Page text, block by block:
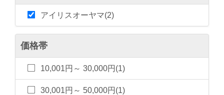
アイリスオーヤマ(2)
価格帯
10,001円～ 30,000円(1)
30,001円～ 50,000円(1)